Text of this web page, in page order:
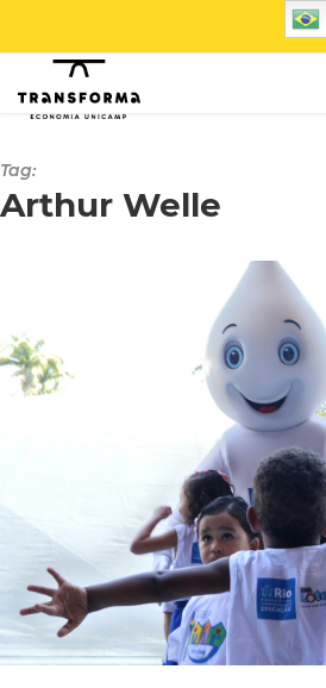
Tag:
Arthur Welle